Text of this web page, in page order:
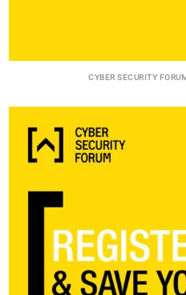
CYBER SECURITY